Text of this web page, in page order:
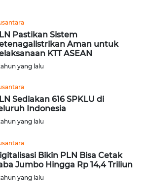
Pastikan Sistem
Aman untuk
KTT ASEAN
yang lalu
Sediakan 616 SPKLU di
Indonesia
yang lalu
Bikin PLN Bisa Cetak
Jumbo Hingga Rp 14,4 Triliun
yang lalu